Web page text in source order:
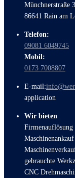
Münchnerstraße
86641 Rain am
Telefon:
09081 6049745
Mobil:
0173 7008807
E-mail:
application
Wir bieten
Firmenauflösung
Maschinenankauf
gebrauchte
CNC